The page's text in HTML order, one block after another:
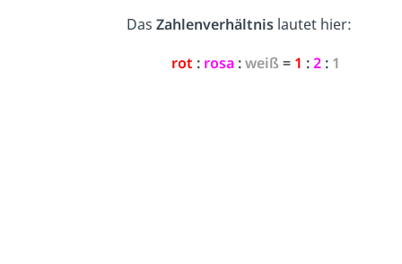
DasZahlenverhältnis lautet hier:
rot : rosa:weiß = 1 :2: 1